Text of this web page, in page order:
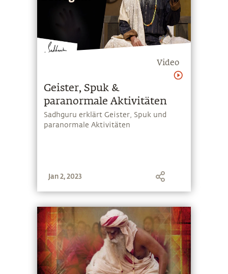
Video
Geister, Spuk &
paranormale Aktivitäten
Sadhguru erklärt Geister, Spuk und
paranormale Aktivitäten
Jan 2, 2023